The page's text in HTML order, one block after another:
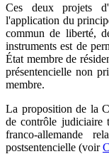
Ces deux projets
l'application du
commun de liberté,
instruments est de
État membre de
présentencielle non
membre.
La proposition de la
de contrôle judiciaire
franco-allemande
postsentencielle (voir